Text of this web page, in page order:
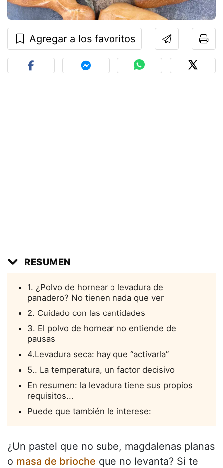
Agregar a los favoritos
RESUMEN
1. ¿Polvo de hornear o levadura de
panadero? No tienen nada que ver
2. Cuidado con las cantidades
3. El polvo de hornear no entiende de
pausas
4.Levadura seca: hay que “activarla”
5.. La temperatura, un factor decisivo
En resumen: la levadura tiene sus propios
requisitos...
Puede que también le interese:
¿Un pastel que no sube, magdalenas planas
o masa de brioche que no levanta? Si te